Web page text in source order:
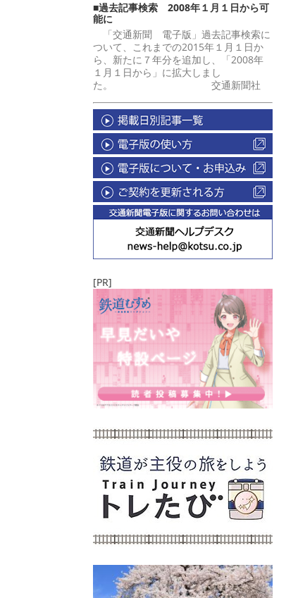
■過去記事検索 2008年１月１日から可
能に
「交通新聞 電子版」過去記事検索に
ついて、これまでの2015年１月１日か
ら、新たに７年分を追加し、「2008年
１月１日から」に拡大しまし
た。 交通新聞社
[PR]